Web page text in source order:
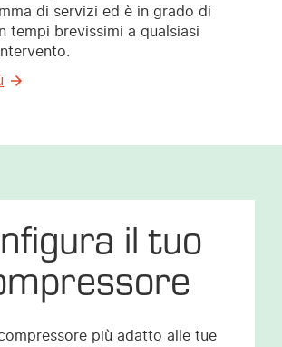
di servizi ed è in grado di
tempi brevissimi a qualsiasi
il tuo
più adatto alle tue